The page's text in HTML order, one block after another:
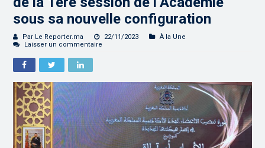
sous sa nouvelle configuration
Par Le Reporter.ma 22/11/2023
À la Une
Laisser un commentaire